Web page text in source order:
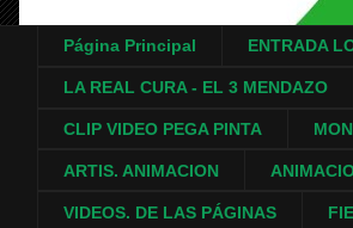
Página Principal ENTRADA
LA REAL CURA - EL 3 MENDAZO
CLIP VIDEO PEGA PINTA
ARTIS. ANIMACION
VIDEOS. DE LAS PÁGINAS